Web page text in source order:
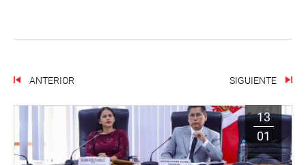
ANTERIOR SIGUIENTE
13
01